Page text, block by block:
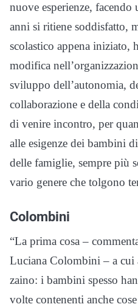
nuove esperienze,
anni si ritiene soddisfatto,
scolastico appena iniziato,
modifica
sviluppo dell’autonomia,
collaborazione e della
di venire incontro, per
alle esigenze dei bambini
delle famiglie, sempre più
vario genere che tolgono
Colombini
“La prima cosa –
Luciana Colombini – a cui
zaino: i bambini spesso
volte contenenti anche